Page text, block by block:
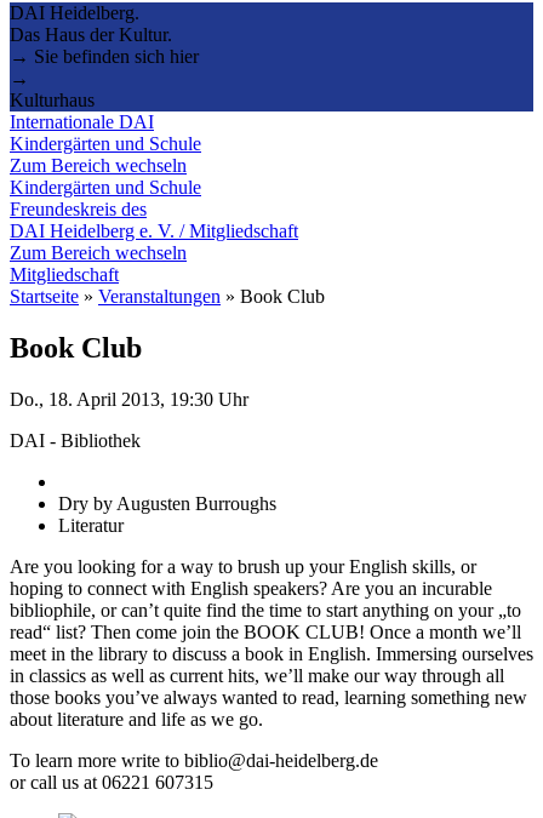
DAI Heidelberg.
Das Haus der Kultur.
→ Sie befinden sich hier
→
Kulturhaus
Internationale DAI
Kindergärten und Schule
Zum Bereich wechseln
Kindergärten und Schule
Freundeskreis des
DAI Heidelberg e. V. / Mitgliedschaft
Zum Bereich wechseln
Mitgliedschaft
Startseite » Veranstaltungen » Book Club
Book Club
Do., 18. April 2013, 19:30 Uhr
DAI - Bibliothek
Dry by Augusten Burroughs
Literatur
Are you looking for a way to brush up your English skills, or
hoping to connect with English speakers? Are you an incurable
bibliophile, or can’t quite find the time to start anything on your „to
read“ list? Then come join the BOOK CLUB! Once a month we’ll
meet in the library to discuss a book in English. Immersing ourselves
in classics as well as current hits, we’ll make our way through all
those books you’ve always wanted to read, learning something new
about literature and life as we go.
To learn more write to biblio@dai-heidelberg.de
or call us at 06221 607315